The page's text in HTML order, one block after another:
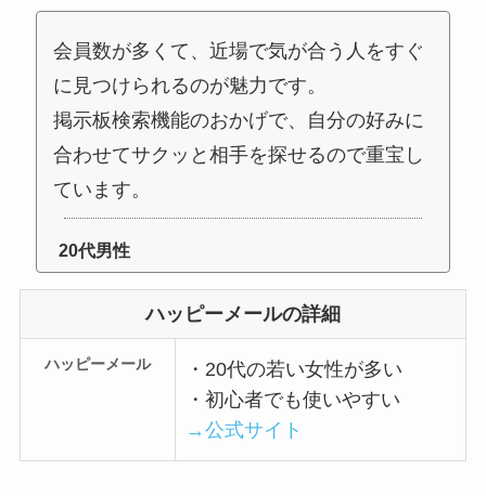
会員数が多くて、近場で気が合う人をすぐ
に見つけられるのが魅力です。
掲示板検索機能のおかげで、自分の好みに
合わせてサクッと相手を探せるので重宝し
ています。
20代男性
ハッピーメールの詳細
ハッピーメール
・20代の若い女性が多い
・初心者でも使いやすい
→公式サイト